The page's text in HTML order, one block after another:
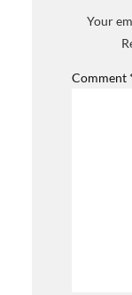
Your
Comment